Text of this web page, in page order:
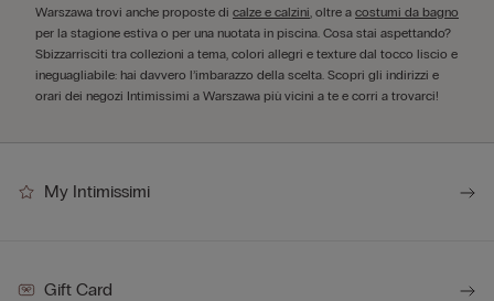
Warszawa trovi anche proposte di calze e calzini, oltre a costumi da bagno
per la stagione estiva o per una nuotata in piscina. Cosa stai aspettando?
Sbizzarrisciti tra collezioni a tema, colori allegri e texture dal tocco liscio e
ineguagliabile: hai davvero l’imbarazzo della scelta. Scopri gli indirizzi e
orari dei negozi Intimissimi a Warszawa più vicini a te e corri a trovarci!
My Intimissimi
Gift Card